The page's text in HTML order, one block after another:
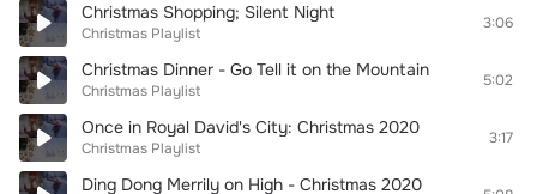
Christmas Shopping; Silent Night
Christmas Playlist
3:06
Christmas Dinner - Go Tell it on the Mountain
Christmas Playlist
5:02
Once in Royal David's City: Christmas 2020
Christmas Playlist
3:17
Ding Dong Merrily on High - Christmas 2020